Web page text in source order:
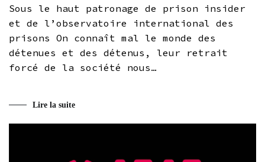
Sous le haut patronage de prison insider
et de l’observatoire international des
prisons On connaît mal le monde des
détenues et des détenus, leur retrait
forcé de la société nous…
Lire la suite